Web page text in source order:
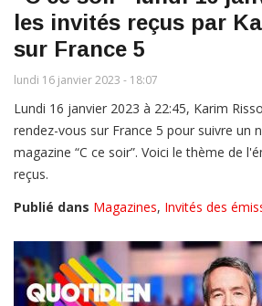
les invités reçus par
sur France 5
lundi 16 janvier 2023 - 18:07
Lundi 16 janvier 2023 à 22:45, Karim
rendez-vous sur France 5 pour suivre un
magazine “C ce soir”. Voici le thème de
reçus.
Publié dans Magazines, Invités des